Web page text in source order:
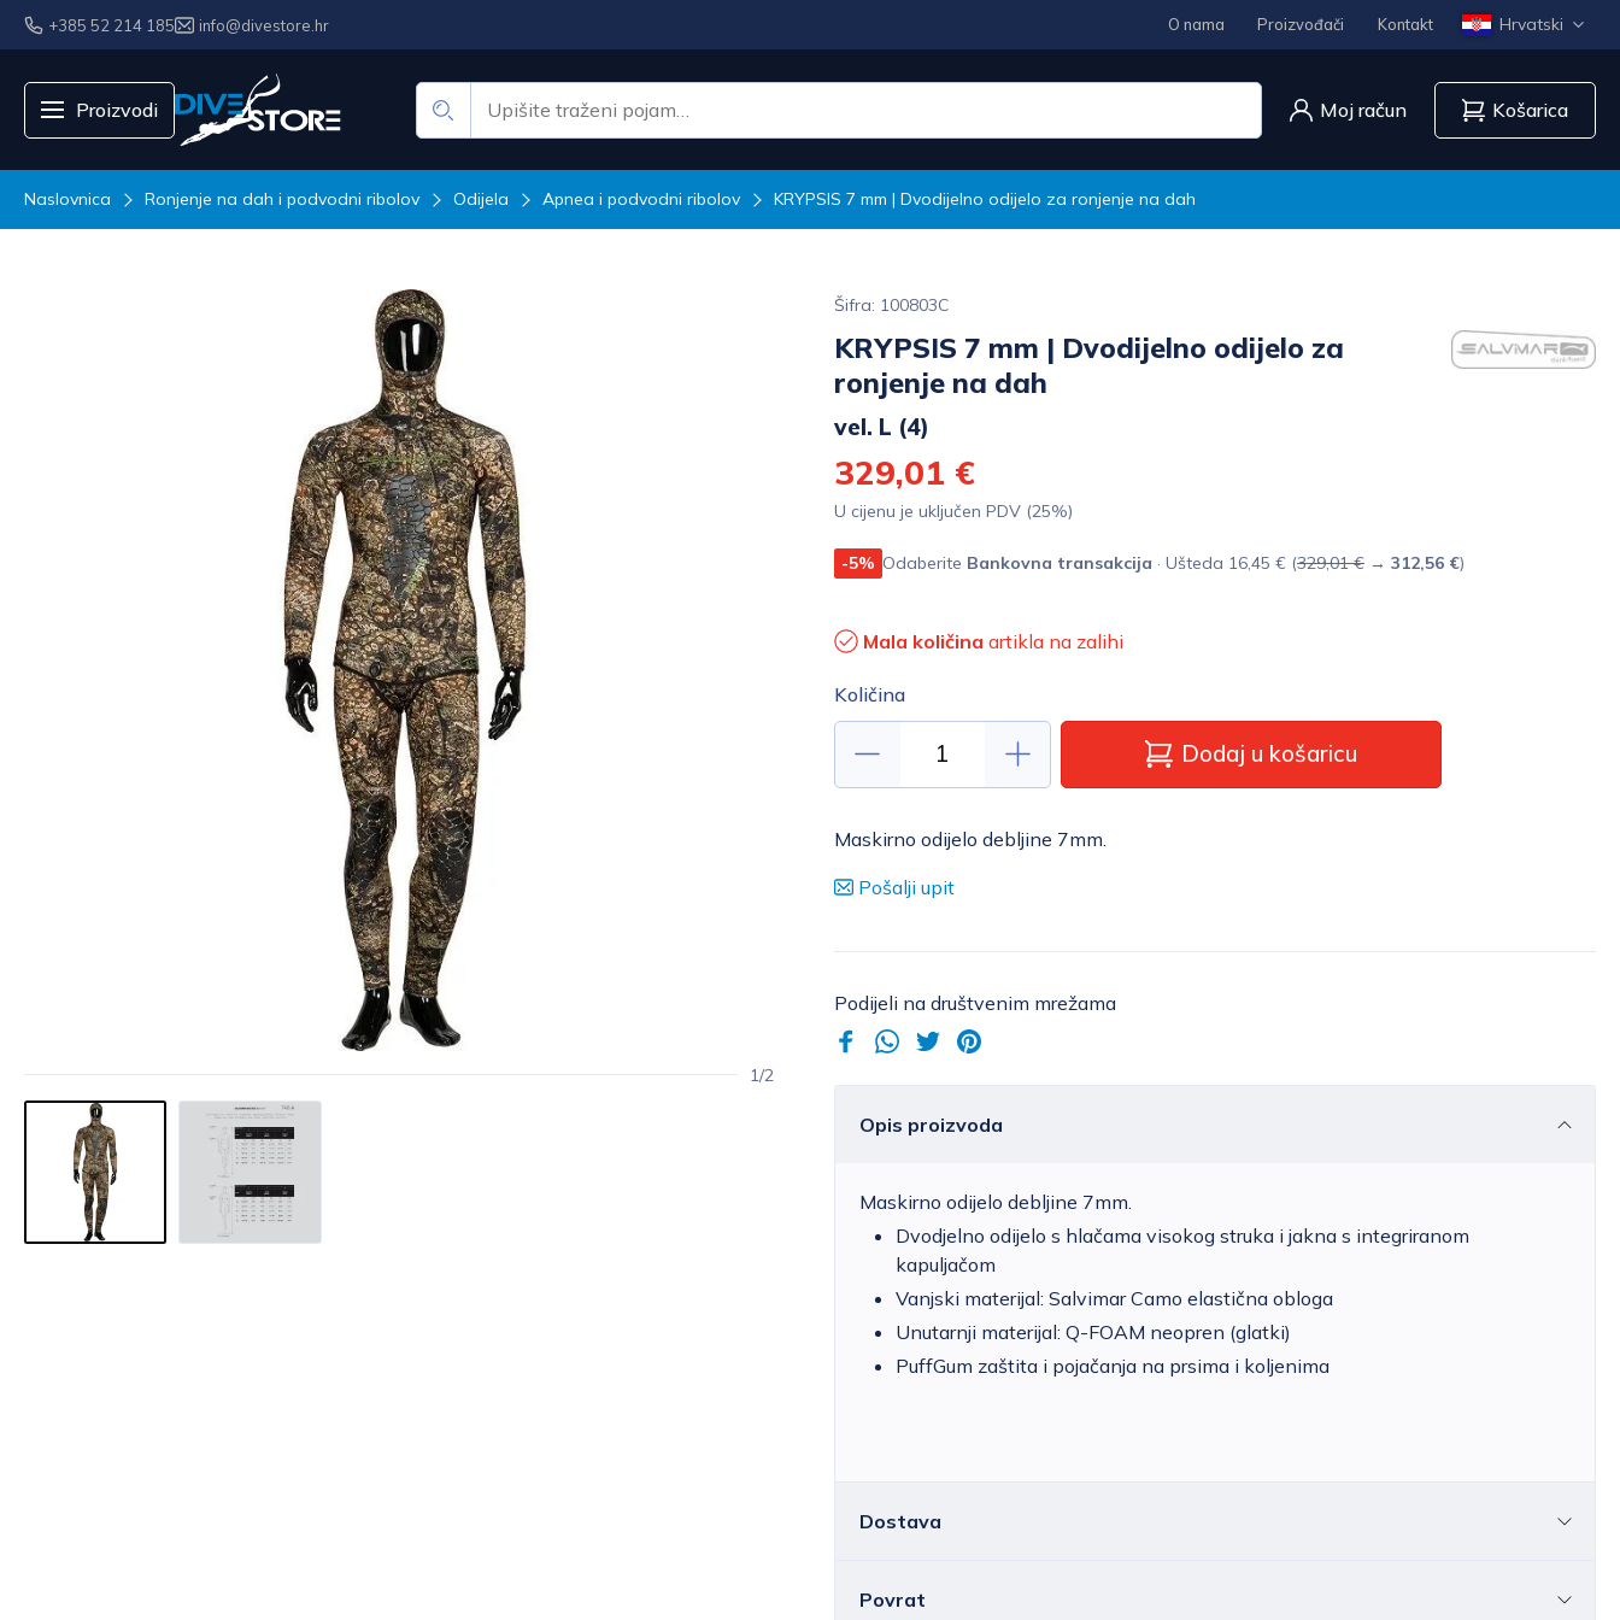
+385 52 214 185 info@divestore.hr O nama Proizvođači Kontakt Hrvatski
Proizvodi Moj račun Košarica
Naslovnica Ronjenje na dah i podvodni ribolov Odijela Apnea i podvodni ribolov KRYPSIS 7 mm | Dvodijelno odijelo za ronjenje na dah
1/2
Šifra: 100803C
KRYPSIS 7 mm | Dvodijelno odijelo za
ronjenje na dah
vel. L (4)
329,01 €
U cijenu je uključen PDV (25%)
-5% Odaberite Bankovna transakcija · Ušteda 16,45 € (329,01 € → 312,56 €)
Mala količina artikla na zalihi
Količina
Dodaj u košaricu
Maskirno odijelo debljine 7mm.
Pošalji upit
Podijeli na društvenim mrežama
Opis proizvoda
Maskirno odijelo debljine 7mm.
Dvodjelno odijelo s hlačama visokog struka i jakna s integriranom
kapuljačom
Vanjski materijal: Salvimar Camo elastična obloga
Unutarnji materijal: Q-FOAM neopren (glatki)
PuffGum zaštita i pojačanja na prsima i koljenima
Dostava
Hrvatska
Povrat